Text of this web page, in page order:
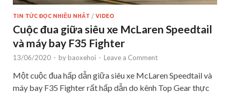
TIN TỨC ĐỌC NHIỀU NHẤT / VIDEO
Cuộc đua giữa siêu xe McLaren Speedtail
và máy bay F35 Fighter
13/06/2020 - by baoxehoi - Leave a Comment
Một cuộc đua hấp dẫn giữa siêu xe McLaren Speedtail và
máy bay F35 Fighter rất hấp dẫn do kênh Top Gear thực